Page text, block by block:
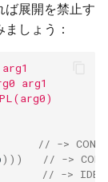
ば展開を禁止す
しょう：
arg1
// ->
)))
// ->
// ->